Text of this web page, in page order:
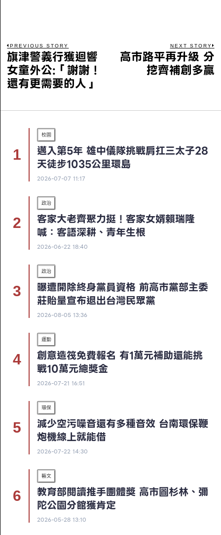
PREVIOUS STORY
旗津警義行獲迴響
女童外公:「謝謝！
還有更需要的人」
NEXT STORY
高市路平再升級 分
挖齊補創多贏
校園
邁入第5年 雄中儀隊挑戰肩扛三太子28
天徒步1035公里環島
2026-07-07 11:17
政治
客家大老齊聚力挺！客家女婿賴瑞隆
喊：客語深耕、青年生根
2026-06-22 18:40
政治
曝遭開除終身黨員資格 前高市黨部主委
莊貽量宣布退出台灣民眾黨
2026-08-05 13:36
運動
創意造筏免費報名 有1萬元補助還能挑
戰10萬元總獎金
2026-07-21 16:51
環保
減少空污噪音還有多種音效 台南環保鞭
炮機線上就能借
2026-07-22 14:30
藝文
教育部閱讀推手團體獎 高市圖杉林、彌
陀公園分館獲肯定
2026-05-28 13:10